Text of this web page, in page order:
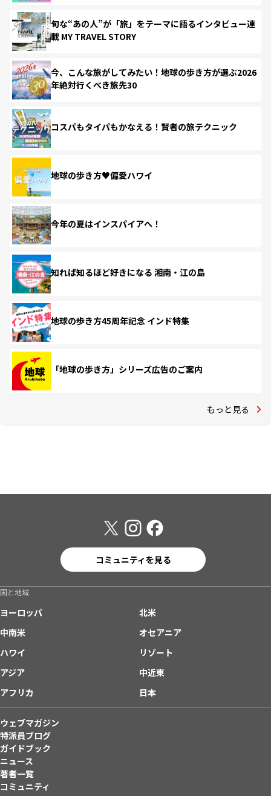
旬な“あの人”が「旅」をテーマに語るインタビュー連
載 MY TRAVEL STORY
今、こんな旅がしてみたい！地球の歩き方が選ぶ2026
年絶対行くべき旅先30
コスパもタイパもかなえる！賢者の旅テクニック
地球の歩き方♥偏愛ハワイ
今年の夏はインスパイアへ！
知れば知るほど好きになる 湘南・江の島
地球の歩き方45周年記念 インド特集
「地球の歩き方」シリーズ広告のご案内
もっと見る
コミュニティを見る
国と地域
ヨーロッパ
北米
中南米
オセアニア
ハワイ
リゾート
アジア
中近東
アフリカ
日本
ウェブマガジン
特派員ブログ
ガイドブック
ニュース
著者一覧
コミュニティ